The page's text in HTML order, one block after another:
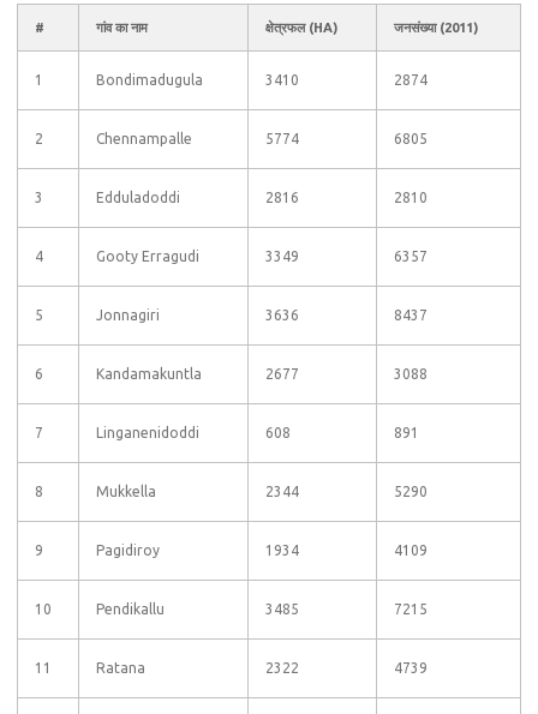
# गांव का नाम क्षेत्रफल (HA) जनसंख्या (2011)
1 Bondimadugula 3410 2874
2 Chennampalle 5774 6805
3 Edduladoddi 2816 2810
4 Gooty Erragudi 3349 6357
5 Jonnagiri 3636 8437
6 Kandamakuntla 2677 3088
7 Linganenidoddi 608 891
8 Mukkella 2344 5290
9 Pagidiroy 1934 4109
10 Pendikallu 3485 7215
11 Ratana 2322 4739